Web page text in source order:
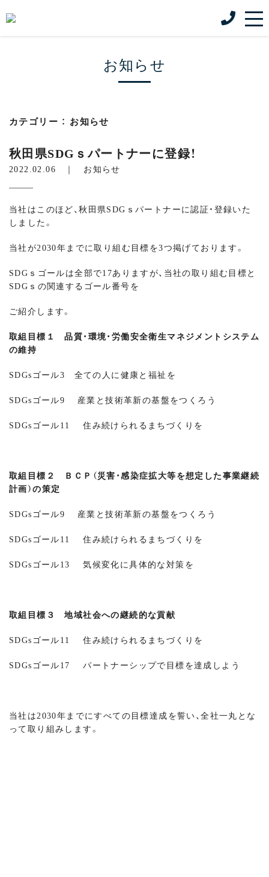
お知らせ
カテゴリー ： お知らせ
秋田県SDGｓパートナーに登録！
2022.02.06 ｜ お知らせ
当社はこのほど、秋田県SDGｓパートナーに認証・登録いた
しました。
当社が2030年までに取り組む目標を3つ掲げております。
SDGｓゴールは全部で17ありますが、当社の取り組む目標と
SDGｓの関連するゴール番号を
ご紹介します。
取組目標１ 品質・環境・労働安全衛生マネジメントシステム
の維持
SDGsゴール3 全ての人に健康と福祉を
SDGsゴール9 産業と技術革新の基盤をつくろう
SDGsゴール11 住み続けられるまちづくりを
取組目標２ ＢＣＰ（災害・感染症拡大等を想定した事業継続
計画）の策定
SDGsゴール9 産業と技術革新の基盤をつくろう
SDGsゴール11 住み続けられるまちづくりを
SDGsゴール13 気候変化に具体的な対策を
取組目標３ 地域社会への継続的な貢献
SDGsゴール11 住み続けられるまちづくりを
SDGsゴール17 パートナーシップで目標を達成しよう
当社は2030年までにすべての目標達成を誓い、全社一丸とな
って取り組みします。